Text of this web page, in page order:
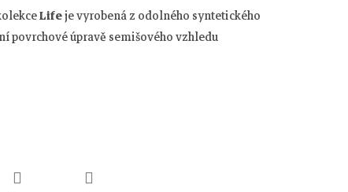
Lifeje vyrobená z odolného syntetického
povrchové úpravě semišového vzhledu